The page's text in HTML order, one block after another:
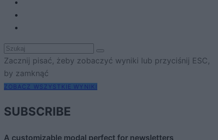
Zacznij pisać, żeby zobaczyć wyniki lub przyciśnij ESC,
by zamknąć
ZOBACZ WSZYSTKIE WYNIKI
SUBSCRIBE
A customizable modal perfect for newsletters